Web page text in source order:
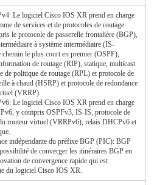
Le logiciel Cisco IOS XR prend en charge
de services et de protocoles de routage
le protocole de passerelle frontalière (BGP),
à système intermédiaire (IS-
le plus court en premier (OSPF),
de routage (RIP), statique, multicast
de politique de routage (RPL) et protocole de
à chaud (HSRP) et protocole de redondance
(VRRP).
Le logiciel Cisco IOS XR prend en charge
y compris OSPFv3, IS-IS, protocole de
routeur virtuel (VRRPv6), relais DHCPv6 et
indépendante du préfixe BGP (PIC): BGP
de converger les itinéraires BGP en
de convergence rapide qui est
du logiciel Cisco IOS XR.